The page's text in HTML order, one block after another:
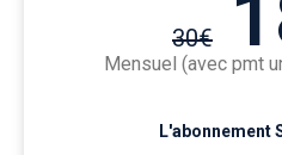
30€
Mensuel (avec pmt
L'abonnement